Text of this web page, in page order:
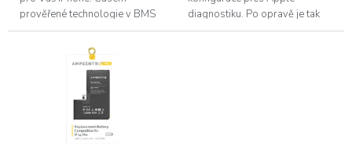
prověřené technologie v BMS
(Battery management system)
v kombinaci s kvalitním
diagnostiku. Po opravě je tak
možné baterii nakonfigurovat